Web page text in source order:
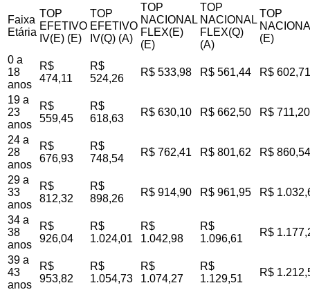
Faixa
Etária
TOP
EFETIVO
IV(E) (E)
TOP
EFETIVO
IV(Q) (A)
TOP
NACIONAL
FLEX(E)
(E)
TOP
NACIONAL
FLEX(Q)
(A)
TOP
(E)
0 a
18
anos
R$
474,11
R$
524,26
R$ 533,98 R$ 561,44 R$ 602,71
19 a
23
anos
R$
559,45
R$
618,63
R$ 630,10 R$ 662,50 R$ 711,20
24 a
28
anos
R$
676,93
R$
748,54
R$ 762,41 R$ 801,62 R$ 860,54
29 a
33
anos
R$
812,32
R$
898,26
R$ 914,90 R$ 961,95 R$
34 a
38
anos
R$
926,04
R$
1.024,01
R$
1.042,98
R$
1.096,61
R$
39 a
43
anos
R$
953,82
R$
1.054,73
R$
1.074,27
R$
1.129,51
R$